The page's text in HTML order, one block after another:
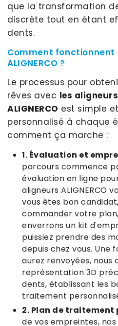
que la transformation
discrète tout en étant
dents.
Comment fonctionnent
ALIGNERCO ?
Le processus pour
rêves avec les
ALIGNERCO est simple
personnalisé à chaque
comment ça marche :
1. Évaluation et
parcours commence
évaluation en ligne
aligneurs ALIGNERCO
vous êtes bon
commander votre
enverrons un kit
puissiez prendre des
depuis chez vous. Une
aurez renvoyées, nous
représentation 3D
dents, établissant les
traitement
2. Plan de traitement
de vos empreintes,